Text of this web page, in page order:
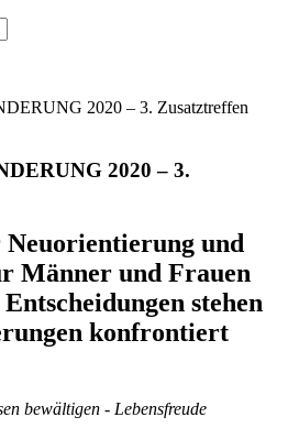
2020 – 3. Zusatztreffen
2020 – 3.
und
Männer und Frauen
stehen
konfrontiert
bewältigen - Lebensfreude